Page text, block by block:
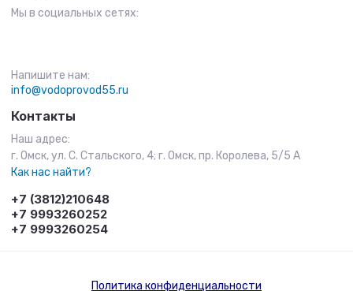
Мы в социальных сетях:
Напишите нам:
info@vodoprovod55.ru
Контакты
Наш адрес:
г. Омск, ул. С. Стальского, 4; г. Омск, пр. Королева, 5/5 А
Как нас найти?
+7 (3812)210648
+7 9993260252
+7 9993260254
Политика конфиденциальности